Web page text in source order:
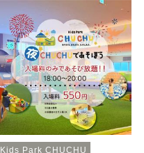
Kids Park CHUCHU